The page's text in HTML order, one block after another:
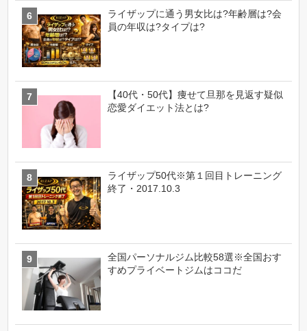
ライザップに通う男女比は?年齢層は?会
員の年収は?タイプは?
【40代・50代】痩せて旦那を見返す疑似
恋愛ダイエット法とは?
ライザップ50代※第１回目トレーニング
終了・2017.10.3
全国パーソナルジム比較58選※全国おす
すめプライベートジムはココだ